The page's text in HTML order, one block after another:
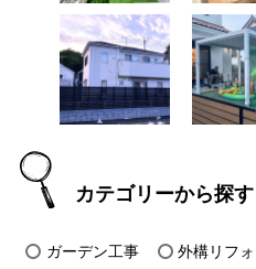
カテゴリーから探す
ガーデン工事 外構リフ